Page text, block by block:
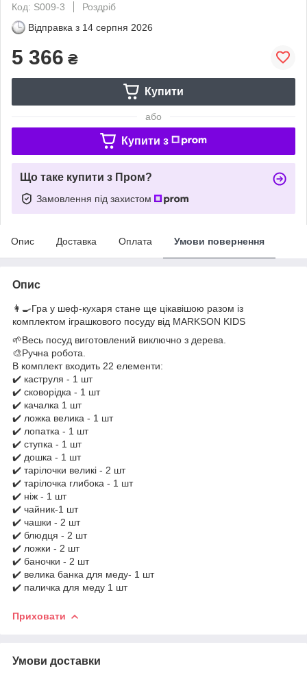
Код: S009-3
Роздріб
Відправка з 14 серпня 2026
5 366 ₴
Купити
або
Купити з
Що таке купити з Пром?
Замовлення під захистом
Опис Доставка Оплата Умови повернення
Опис
👩‍🍳Гра у шеф-кухаря стане ще цікавішою разом із
комплектом іграшкового посуду від MARKSON KIDS
🌱Весь посуд виготовлений виключно з дерева.
🎨Ручна робота.
В комплект входить 22 елементи:
✔️ каструля - 1 шт
✔️ сковорідка - 1 шт
✔️ качалка 1 шт
✔️ ложка велика - 1 шт
✔️ лопатка - 1 шт
✔️ ступка - 1 шт
✔️ дошка - 1 шт
✔️ тарілочки великі - 2 шт
✔️ тарілочка глибока - 1 шт
✔️ ніж - 1 шт
✔️ чайник-1 шт
✔️ чашки - 2 шт
✔️ блюдця - 2 шт
✔️ ложки - 2 шт
✔️ баночки - 2 шт
✔️ велика банка для меду- 1 шт
✔️ паличка для меду 1 шт
Приховати
Умови доставки